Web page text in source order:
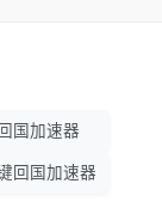
回国加速器
回国加速器